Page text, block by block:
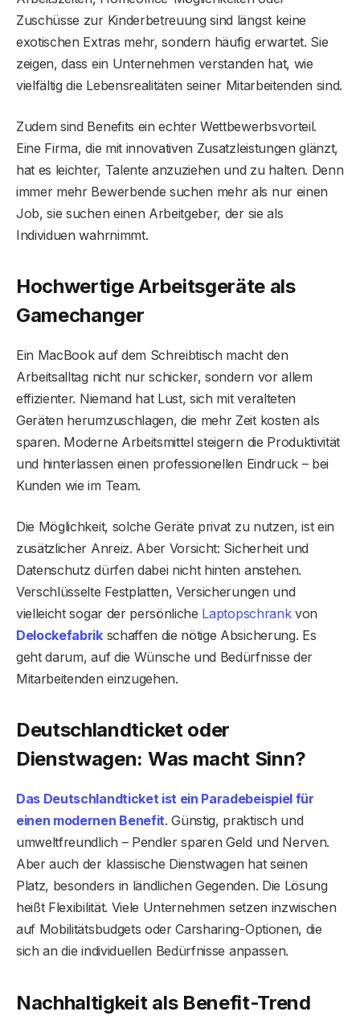
Zuschüsse zur Kinderbetreuung sind längst keine
exotischen Extras mehr, sondern häufig erwartet. Sie
zeigen, dass ein Unternehmen verstanden hat, wie
vielfältig die Lebensrealitäten seiner Mitarbeitenden sind.
Zudem sind Benefits ein echter Wettbewerbsvorteil.
Eine Firma, die mit innovativen Zusatzleistungen glänzt,
hat es leichter, Talente anzuziehen und zu halten. Denn
immer mehr Bewerbende suchen mehr als nur einen
Job, sie suchen einen Arbeitgeber, der sie als
Individuen wahrnimmt.
Hochwertige Arbeitsgeräte als
Gamechanger
Ein MacBook auf dem Schreibtisch macht den
Arbeitsalltag nicht nur schicker, sondern vor allem
effizienter. Niemand hat Lust, sich mit veralteten
Geräten herumzuschlagen, die mehr Zeit kosten als
sparen. Moderne Arbeitsmittel steigern die Produktivität
und hinterlassen einen professionellen Eindruck – bei
Kunden wie im Team.
Die Möglichkeit, solche Geräte privat zu nutzen, ist ein
zusätzlicher Anreiz. Aber Vorsicht: Sicherheit und
Datenschutz dürfen dabei nicht hinten anstehen.
Verschlüsselte Festplatten, Versicherungen und
vielleicht sogar der persönliche Laptopschrankvon
Delockefabrikschaffen die nötige Absicherung. Es
geht darum, auf die Wünsche und Bedürfnisse der
Mitarbeitenden einzugehen.
Deutschlandticket oder
Dienstwagen: Was macht Sinn?
Das Deutschlandticket ist ein Paradebeispiel für
einen modernen Benefit. Günstig, praktisch und
umweltfreundlich – Pendler sparen Geld und Nerven.
Aber auch der klassische Dienstwagen hat seinen
Platz, besonders in ländlichen Gegenden. Die Lösung
heißt Flexibilität. Viele Unternehmen setzen inzwischen
auf Mobilitätsbudgets oder Carsharing-Optionen, die
sich an die individuellen Bedürfnisse anpassen.
Nachhaltigkeit als Benefit-Trend